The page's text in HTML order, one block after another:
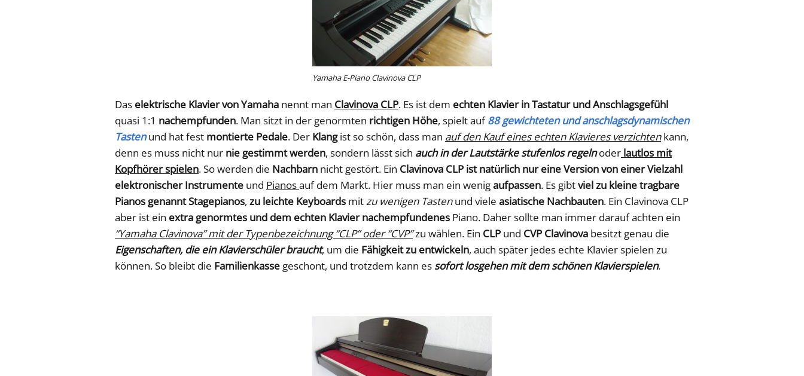
Yamaha E-Piano Clavinova CLP
Das elektrische Klavier von Yamaha nennt man Clavinova CLP. Es ist dem echten Klavier in Tastatur und Anschlagsgefühl
quasi 1:1 nachempfunden. Man sitzt in der genormten richtigen Höhe, spielt auf88 gewichteten und anschlagsdynamischen
Tastenund hat fest montierte Pedale. Der Klangist so schön, dass man auf den Kauf eines echten Klavieres verzichtenkann,
denn es muss nicht nur nie gestimmt werden, sondern lässt sich auch in der Lautstärke stufenlos regelnoder lautlos mit
Kopfhörer spielen. So werden die Nachbarn nicht gestört. Ein Clavinova CLP ist natürlich nur eine Version von einer Vielzahl
elektronischer Instrumente und Pianosauf dem Markt. Hier muss man ein wenigaufpassen. Es gibtviel zu kleine tragbare
Pianos genannt Stagepianos, zu leichte Keyboards mitzu wenigen Tastenund viele asiatische Nachbauten. Ein Clavinova CLP
aber ist ein extra genormtes und dem echten Klavier nachempfundenes Piano. Daher sollte man immer darauf achten ein
“Yamaha Clavinova” mit der Typenbezeichnung “CLP” oder “CVP”zu wählen. Ein CLP und CVP Clavinova besitzt genau die
Eigenschaften, die ein Klavierschüler braucht, um die Fähigkeit zu entwickeln, auch später jedes echte Klavier spielen zu
können. So bleibt die Familienkasse geschont, und trotzdem kann es sofort losgehen mit dem schönen Klavierspielen.